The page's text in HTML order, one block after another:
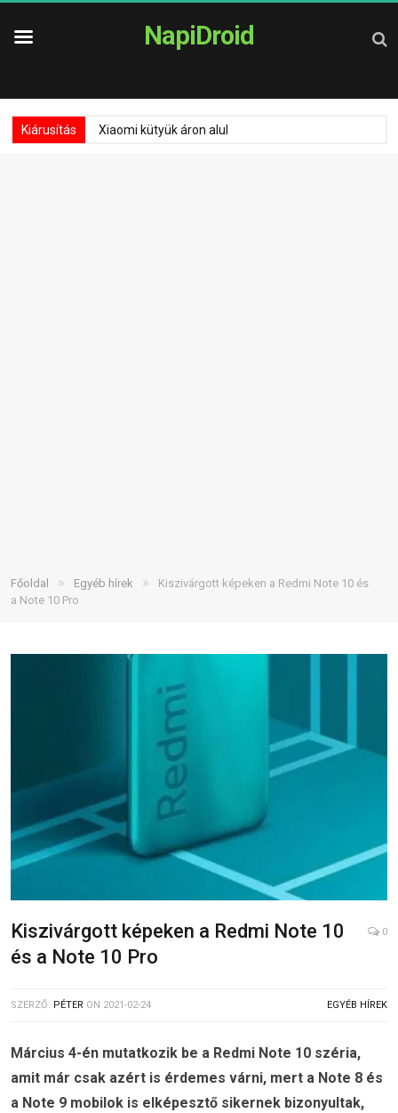
NapiDroid
Kiárusítás Xiaomi kütyük áron alul
Főoldal » Egyéb hírek »
Kiszivárgott képeken a Redmi Note 10 és
a Note 10 Pro
Kiszivárgott képeken a Redmi Note 10
és a Note 10 Pro
0
SZERZŐ: PÉTER ON 2021-02-24 EGYÉB HÍREK
Március 4-én mutatkozik be a Redmi Note 10 széria,
amit már csak azért is érdemes várni, mert a Note 8 és
a Note 9 mobilok is elképesztő sikernek bizonyultak,